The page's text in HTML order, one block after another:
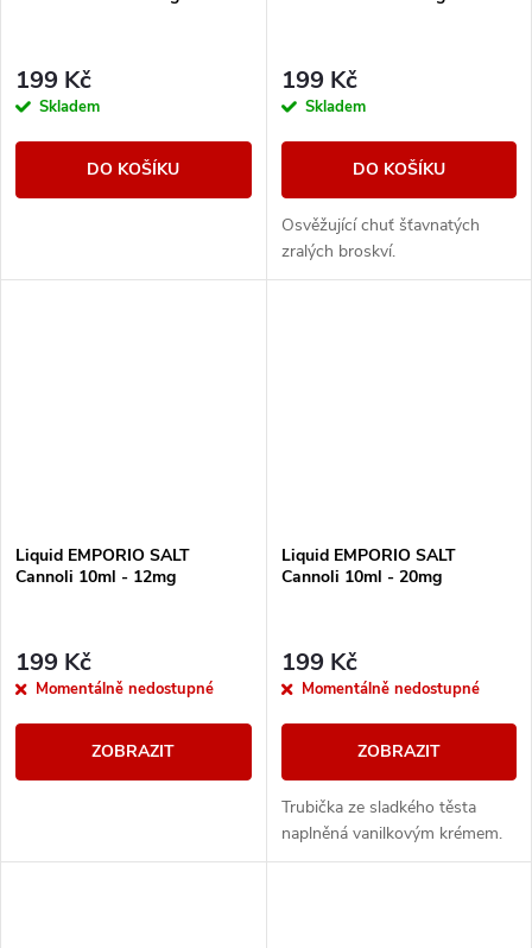
199 Kč
Skladem
DO KOŠÍKU
199 Kč
Skladem
DO KOŠÍKU
Osvěžující chuť šťavnatých
zralých broskví.
Liquid EMPORIO SALT
Cannoli 10ml - 12mg
199 Kč
Momentálně nedostupné
ZOBRAZIT
Liquid EMPORIO SALT
Cannoli 10ml - 20mg
199 Kč
Momentálně nedostupné
ZOBRAZIT
Trubička ze sladkého těsta
naplněná vanilkovým krémem.